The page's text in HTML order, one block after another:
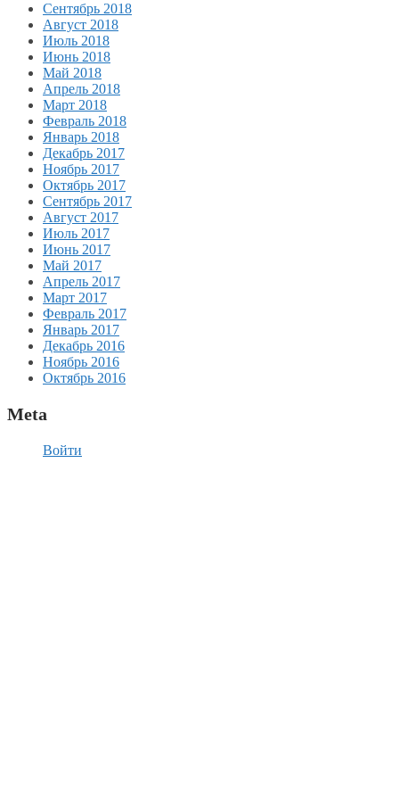
Сентябрь 2018
Август 2018
Июль 2018
Июнь 2018
Май 2018
Апрель 2018
Март 2018
Февраль 2018
Январь 2018
Декабрь 2017
Ноябрь 2017
Октябрь 2017
Сентябрь 2017
Август 2017
Июль 2017
Июнь 2017
Май 2017
Апрель 2017
Март 2017
Февраль 2017
Январь 2017
Декабрь 2016
Ноябрь 2016
Октябрь 2016
Meta
Войти